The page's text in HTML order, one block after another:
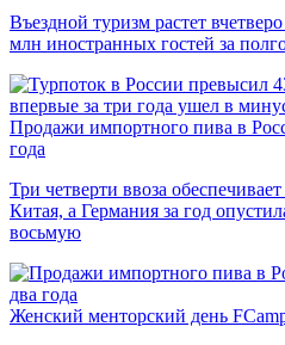
Въездной туризм растет
млн иностранных гостей за
Продажи импортного пива в
года
Три четверти ввоза
Китая, а Германия за год
восьмую
Женский менторский день